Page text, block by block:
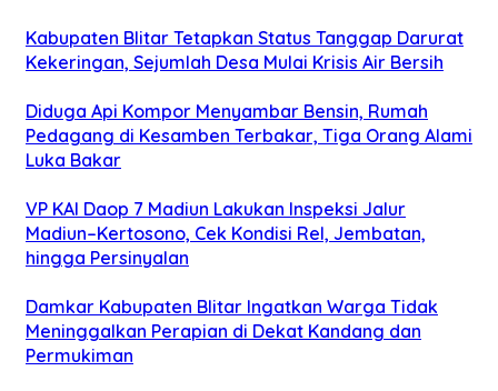
Kabupaten Blitar Tetapkan Status Tanggap Darurat
Kekeringan, Sejumlah Desa Mulai Krisis Air Bersih
Diduga Api Kompor Menyambar Bensin, Rumah
Pedagang di Kesamben Terbakar, Tiga Orang Alami
Luka Bakar
VP KAI Daop 7 Madiun Lakukan Inspeksi Jalur
Madiun–Kertosono, Cek Kondisi Rel, Jembatan,
hingga Persinyalan
Damkar Kabupaten Blitar Ingatkan Warga Tidak
Meninggalkan Perapian di Dekat Kandang dan
Permukiman